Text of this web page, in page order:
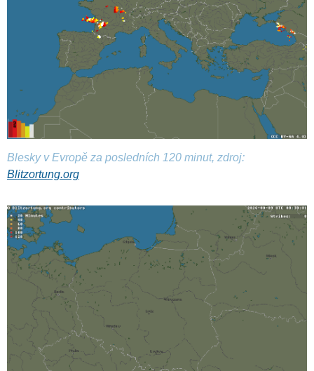
Blesky v Evropě za posledních 120 minut, zdroj:
Blitzortung.org